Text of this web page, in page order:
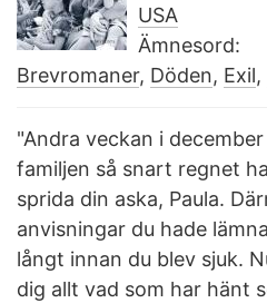
USA
Ämnesord:
Brevromaner, Döden, Exil,
"Andra veckan i
familjen så snart regnet
sprida din aska, Paula.
anvisningar du hade
långt innan du blev sjuk.
dig allt vad som har hänt